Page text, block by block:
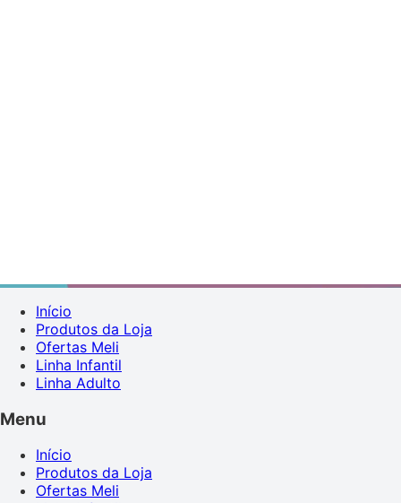
Início
Produtos da Loja
Ofertas Meli
Linha Infantil
Linha Adulto
Menu
Início
Produtos da Loja
Ofertas Meli